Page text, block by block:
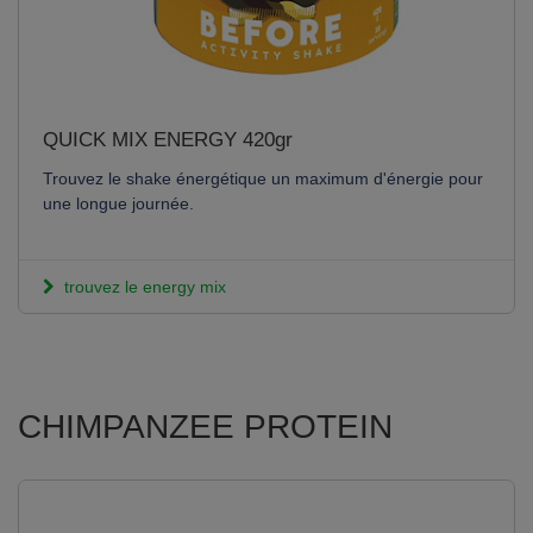
QUICK MIX ENERGY 420gr
Trouvez le shake énergétique un maximum d'énergie pour
une longue journée.
trouvez le energy mix
CHIMPANZEE PROTEIN